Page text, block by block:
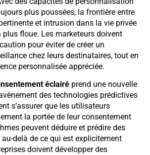
plus poussées, la frontière entre
et intrusion dans la vie privée
plus floue. Les marketeurs doivent
pour éviter de créer un
chez leurs destinataires, tout en
personnalisée appréciée.
éclairé prend une nouvelle
des technologies prédictives
s’assurer que les utilisateurs
la portée de leur consentement
peuvent déduire et prédire des
delà de ce qui est explicitement
doivent développer des